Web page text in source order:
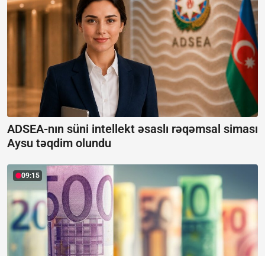
ADSEA-nın süni intellekt əsaslı rəqəmsal siması
Aysu təqdim olundu
09:15